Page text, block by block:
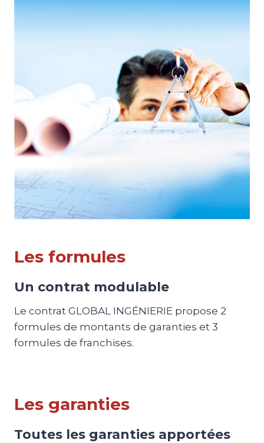
Les formules
Un contrat modulable
Le contrat GLOBAL INGÉNIERIE propose 2
formules de montants de garanties et 3
formules de franchises.
Les garanties
Toutes les garanties apportées